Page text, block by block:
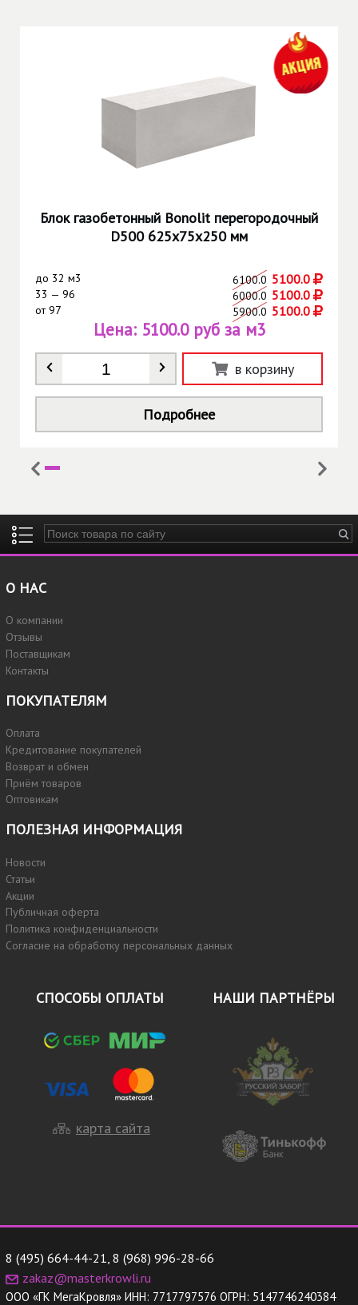
Блок газобетонный Bonolit перегородочный
D500 625х75х250 мм
до 32 м3 6100.0 5100.0
33 — 96 6000.0 5100.0
от97 5900.0 5100.0
Количество *
Цена: 5100.0 руб за м3
в корзину
Подробнее
Введите ключевые слова для поиска
О НАС
О компании
Отзывы
Поставщикам
Контакты
ПОКУПАТЕЛЯМ
Оплата
Кредитование покупателей
Возврат и обмен
Приём товаров
Оптовикам
ПОЛЕЗНАЯ ИНФОРМАЦИЯ
Новости
Статьи
Акции
Публичная оферта
Политика конфиденциальности
Согласие на обработку персональных данных
СПОСОБЫ ОПЛАТЫ
карта сайта
НАШИ ПАРТНЁРЫ
8 (495) 664-44-21 8 (968) 996-28-66
zakaz@masterkrowli.ru
ООО «ГК МегаКровля» ИНН: 7717797576 ОГРН: 5147746240384